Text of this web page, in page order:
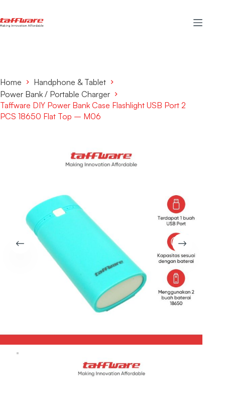
Home
Handphone & Tablet
Power Bank / Portable Charger
Taffware DIY Power Bank Case Flashlight USB Port 2
PCS 18650 Flat Top – M06